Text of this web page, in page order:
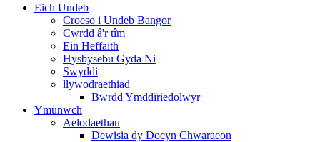
Eich Undeb
Croeso i Undeb Bangor
Cwrdd â'r tîm
Ein Heffaith
Hysbysebu Gyda Ni
Swyddi
llywodraethiad
Bwrdd Ymddiriedolwyr
Ymunwch
Aelodaethau
Dewisia dy Docyn Chwaraeon